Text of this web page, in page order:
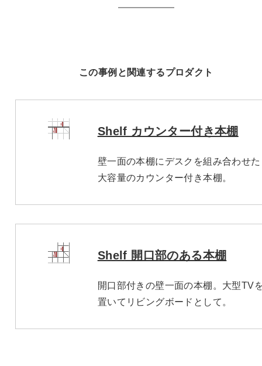
この事例と関連するプロダクト
Shelf カウンター付き本棚
壁一面の本棚にデスクを組み合わせた
大容量のカウンター付き本棚。
Shelf 開口部のある本棚
開口部付きの壁一面の本棚。大型TV
置いてリビングボードとして。